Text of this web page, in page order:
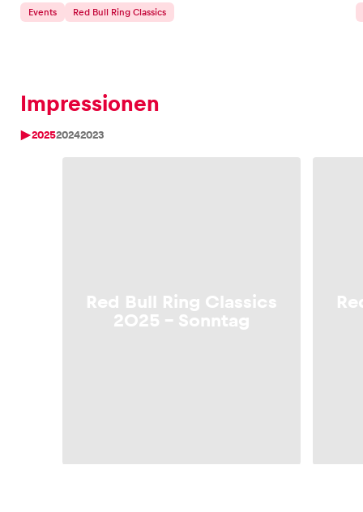
Events Red Bull Ring Classics
Impressionen
202520242023
Red Bull Ring Classics
2025 – Sonntag